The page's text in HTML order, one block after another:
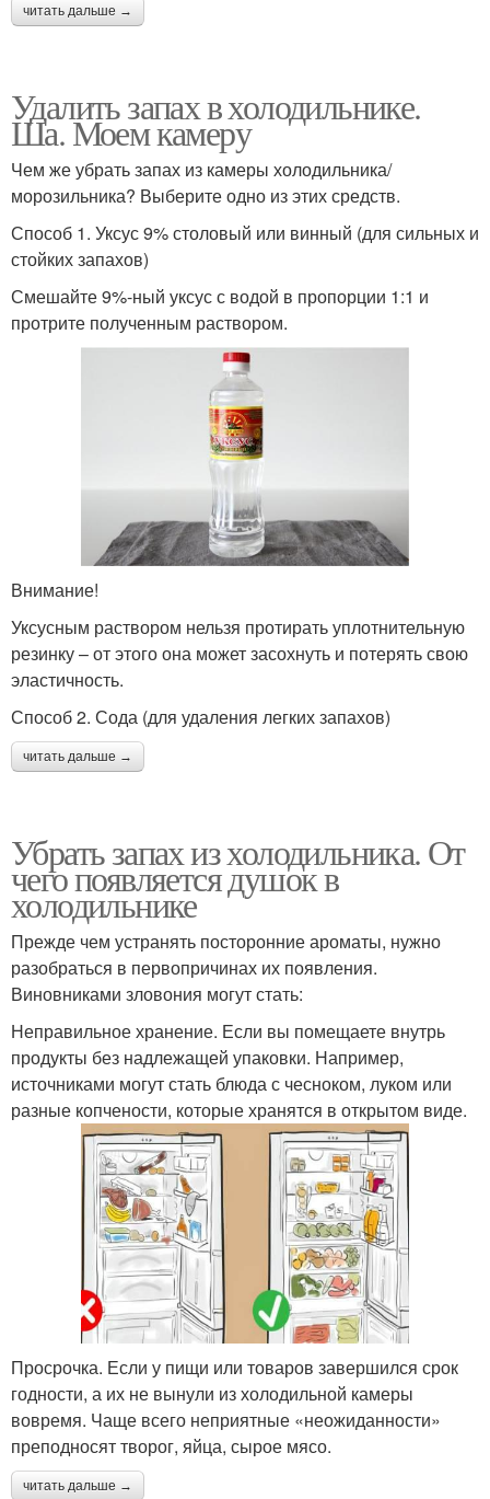
читать дальше →
Удалить запах в холодильнике.
Ша. Моем камеру
Чем же убрать запах из камеры холодильника/
морозильника? Выберите одно из этих средств.
Способ 1. Уксус 9% столовый или винный (для сильных и
стойких запахов)
Смешайте 9%-ный уксус с водой в пропорции 1:1 и
протрите полученным раствором.
Внимание!
Уксусным раствором нельзя протирать уплотнительную
резинку – от этого она может засохнуть и потерять свою
эластичность.
Способ 2. Сода (для удаления легких запахов)
читать дальше →
Убрать запах из холодильника. От
чего появляется душок в
холодильнике
Прежде чем устранять посторонние ароматы, нужно
разобраться в первопричинах их появления.
Виновниками зловония могут стать:
Неправильное хранение. Если вы помещаете внутрь
продукты без надлежащей упаковки. Например,
источниками могут стать блюда с чесноком, луком или
разные копчености, которые хранятся в открытом виде.
Просрочка. Если у пищи или товаров завершился срок
годности, а их не вынули из холодильной камеры
вовремя. Чаще всего неприятные «неожиданности»
преподносят творог, яйца, сырое мясо.
читать дальше →